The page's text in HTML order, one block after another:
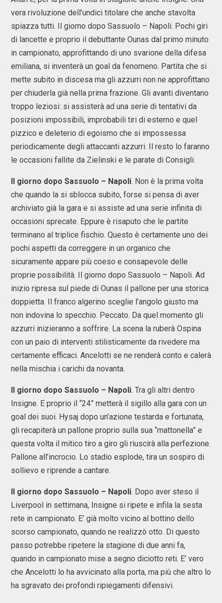
vera rivoluzione dell’undici titolare che anche stavolta
spiazza tutti. Il giorno dopo Sassuolo – Napoli. Pochi giri
di lancette e proprio il debuttante Ounas dal primo minuto
in campionato, approfittando di uno svarione della difesa
emiliana, si inventerà un goal da fenomeno. Partita che si
mette subito in discesa ma gli azzurri non ne approfittano
per chiuderla già nella prima frazione. Gli avanti diventano
troppo leziosi: si assisterà ad una serie di tentativi da
posizioni impossibili, improbabili tiri di esterno e quel
pizzico e deleterio di egoismo che si impossessa
periodicamente degli attaccanti azzurri. Il resto lo faranno
le occasioni fallite da Zielinski e le parate di Consigli.
Il giorno dopo Sassuolo – Napoli. Non è la prima volta
che quando la si sblocca subito, forse si pensa di aver
archiviato già la gara e si assiste ad una serie infinita di
occasioni sprecate. Eppure è risaputo che le partite
terminano al triplice fischio. Questo è certamente uno dei
pochi aspetti da correggere in un organico che
sicuramente appare più coeso e consapevole delle
proprie possibilità. Il giorno dopo Sassuolo – Napoli. Ad
inizio ripresa sul piede di Ounas il pallone per una storica
doppietta. Il franco algerino sceglie l’angolo giusto ma
non indovina lo specchio. Peccato. Da quel momento gli
azzurri inizieranno a soffrire. La scena la ruberà Ospina
con un paio di interventi stilisticamente da rivedere ma
certamente efficaci. Ancelotti se ne renderà conto e calerà
nella mischia i carichi da novanta.
Il giorno dopo Sassuolo – Napoli. Tra gli altri dentro
Insigne. E proprio il “24” metterà il sigillo alla gara con un
goal dei suoi. Hysaj dopo un’azione testarda e fortunata,
gli recapiterà un pallone proprio sulla sua “mattonella” e
questa volta il mitico tiro a giro gli riuscirà alla perfezione.
Pallone all’incrocio. Lo stadio esplode, tira un sospiro di
sollievo e riprende a cantare.
Il giorno dopo Sassuolo – Napoli. Dopo aver steso il
Liverpool in settimana, Insigne si ripete e infila la sesta
rete in campionato. E’ già molto vicino al bottino dello
scorso campionato, quando ne realizzò otto. Di questo
passo potrebbe ripetere la stagione di due anni fa,
quando in campionato mise a segno diciotto reti. E’ vero
che Ancelotti lo ha avvicinato alla porta, ma più che altro lo
ha sgravato dei profondi ripiegamenti difensivi.